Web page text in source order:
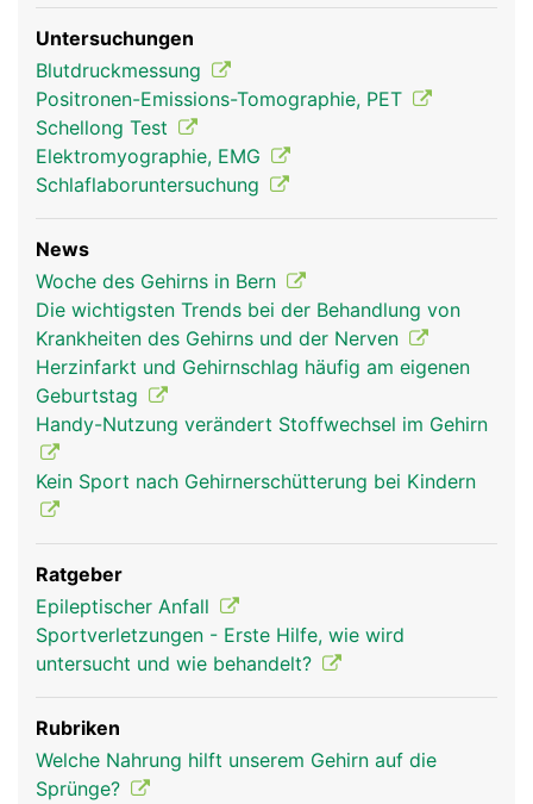
Liquor wird das Gehirn auch mit Nährstoffen
versorgt.
hirn frau hirn mann kopf Links Frau
kopf Links Mann
Untersuchungen
Blutdruckmessung
Positronen-Emissions-Tomographie, PET
Schellong Test
Elektromyographie, EMG
Schlaflaboruntersuchung
News
Woche des Gehirns in Bern
Die wichtigsten Trends bei der Behandlung von
Krankheiten des Gehirns und der Nerven
Herzinfarkt und Gehirnschlag häufig am eigenen
Geburtstag
Handy-Nutzung verändert Stoffwechsel im Gehirn
Kein Sport nach Gehirnerschütterung bei Kindern
Ratgeber
Epileptischer Anfall
Sportverletzungen - Erste Hilfe, wie wird
untersucht und wie behandelt?
Rubriken
Welche Nahrung hilft unserem Gehirn auf die
Sprünge?